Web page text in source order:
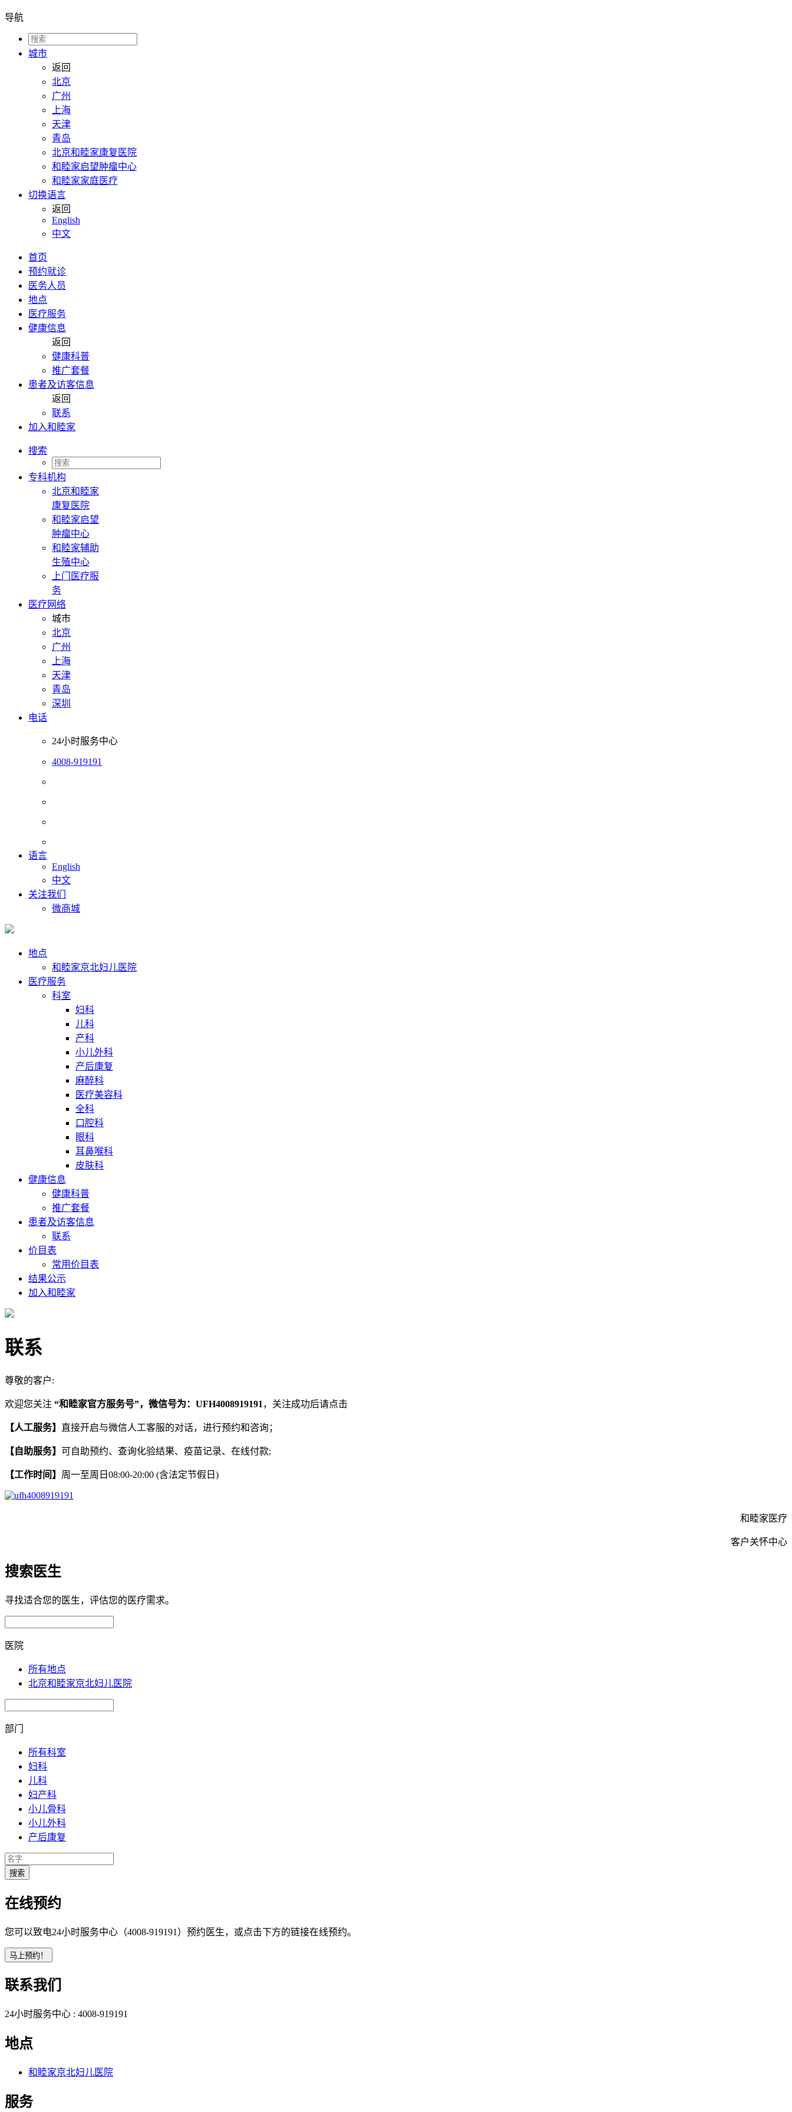
导航
城市
返回
北京
广州
上海
天津
青岛
北京和睦家康复医院
和睦家启望肿瘤中心
和睦家家庭医疗
切换语言
返回
English
中文
首页
预约就诊
医务人员
地点
医疗服务
健康信息
返回
健康科普
推广套餐
患者及访客信息
返回
联系
加入和睦家
搜索
专科机构
北京和睦家
康复医院
和睦家启望
肿瘤中心
和睦家辅助
生殖中心
上门医疗服
务
医疗网络
城市
北京
广州
上海
天津
青岛
深圳
电话
24小时服务中心
4008-919191
语言
English
中文
关注我们
微商城
地点
和睦家京北妇儿医院
医疗服务
科室
妇科
儿科
产科
小儿外科
产后康复
麻醉科
医疗美容科
全科
口腔科
眼科
耳鼻喉科
皮肤科
健康信息
健康科普
推广套餐
患者及访客信息
联系
价目表
常用价目表
结果公示
加入和睦家
联系
尊敬的客户:
欢迎您关注 “和睦家官方服务号”，微信号为：UFH4008919191 ，关注成功后请点击
【人工服务】 直接开启与微信人工客服的对话，进行预约和咨询；
【自助服务】 可自助预约、查询化验结果、疫苗记录、在线付款;
【工作时间】 周一至周日08:00-20:00 (含法定节假日)
和睦家医疗
客户关怀中心
搜索医生
寻找适合您的医生，评估您的医疗需求。
医院
所有地点
北京和睦家京北妇儿医院
部门
所有科室
妇科
儿科
妇产科
小儿骨科
小儿外科
产后康复
在线预约
您可以致电24小时服务中心（4008-919191）预约医生，或点击下方的链接在线预约。
联系我们
24小时服务中心 : 4008-919191
地点
和睦家京北妇儿医院
服务